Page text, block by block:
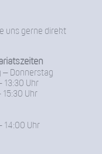
uns gerne direkt
– Donnerstag
13:30 Uhr
15:30 Uhr
14:00 Uhr